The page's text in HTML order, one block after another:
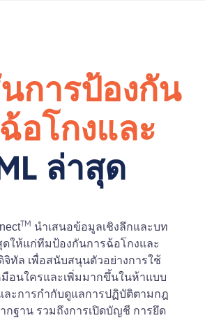
การป้องกัน
อโกงและ
ล่าสุด
TM นำเสนอข้อมูลเชิงลึกและบท
ดให้แก่ทีมป้องกันการฉ้อโกงและ
จิทัล เพื่อสนับสนุนตัวอย่างการใช้
มือนใครและเพิ่มมากขึ้นในห้าแบบ
ละการกำกับดูแลการปฏิบัติตามกฎ
ากฐาน รวมถึงการเปิดบัญชี การยึด